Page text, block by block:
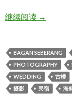
继续阅读William
→
BAGAN SEBERANG
PHOTOGRAPHY
WEDDING
古楼
摄影
民宿 海